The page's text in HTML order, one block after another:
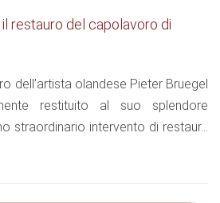
restauro del capolavoro di
dell’artista olandese Pieter Bruegel
restituito al suo splendore
straordinario intervento di restaur...